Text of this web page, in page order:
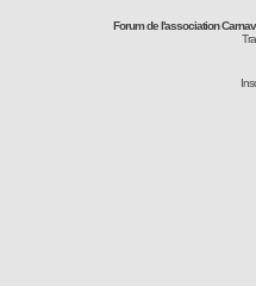
Forum de l'association